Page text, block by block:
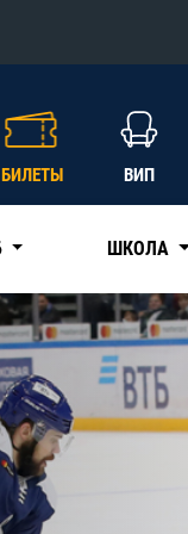
БИЛЕТЫ ВИП
ШКОЛА